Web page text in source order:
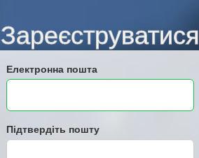
Зареєструватися
Електронна пошта
Підтвердіть пошту